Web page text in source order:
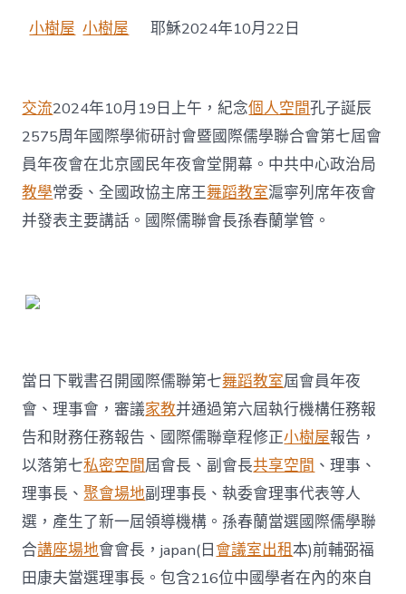
討
學
者
當
選
第
七
屆
國
格
教
室
事，
郭
沂
當
選
副
會
長〉
中
小樹屋 小樹屋 耶穌2024年10月22日
交流2024年10月19日上午，紀念個人空間孔子誕辰
2575周年國際學術研討會暨國際儒學聯合會第七屆會
員年夜會在北京國民年夜會堂開幕。中共中心政治局
教學常委、全國政協主席王舞蹈教室滬寧列席年夜會
并發表主要講話。國際儒聯會長孫春蘭掌管。
當日下戰書召開國際儒聯第七舞蹈教室屆會員年夜
會、理事會，審議家教并通過第六屆執行機構任務報
告和財務任務報告、國際儒聯章程修正小樹屋報告，
以落第七私密空間屆會長、副會長共享空間 、理事、
理事長、聚會場地副理事長、執委會理事代表等人
選，產生了新一屆領導機構。孫春蘭當選國際儒學聯
合講座場地會會長，japan(日會議室出租本)前輔弼福
田康夫當選理事長。包含216位中國學者在內的來自